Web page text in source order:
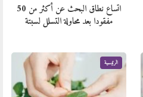
اتساع نطاق البحث عن أكثر من 50
مفقودا بعد محاولة التسلل لسبتة
الرئيسية